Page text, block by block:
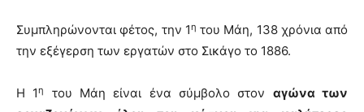
Συμπληρώνονται φέτος, την 1η του Μάη, 138 χρόνια από
την εξέγερση των εργατών στο Σικάγο το 1886.
Η 1η του Μάη είναι ένα σύμβολο στον αγώνα των